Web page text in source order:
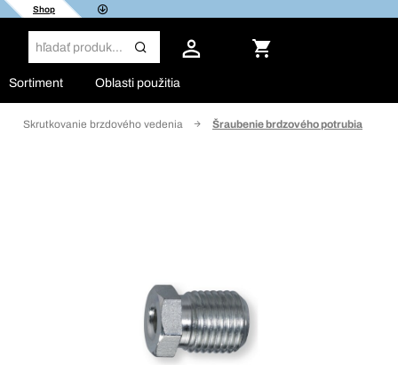
Shop
Sortiment Oblasti použitia
Skrutkovanie brzdového vedenia Šraubenie brdzového potrubia